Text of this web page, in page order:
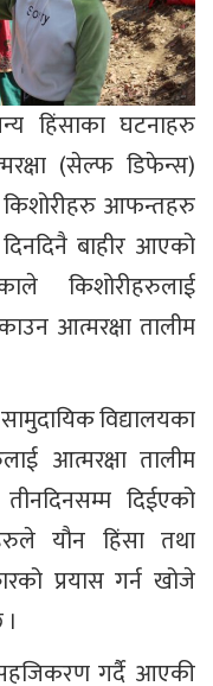
हिंसाका घटनाहरु
(सेल्फ डिफेन्स)
किशोरीहरु आफन्तहरु
बाहीर आएको
किशोरीहरुलाई
आत्मरक्षा तालीम
विद्यालयका
आत्मरक्षा तालीम
दिईएको
यौन हिंसा तथा
प्रयास गर्न खोजे
गर्दै आएकी